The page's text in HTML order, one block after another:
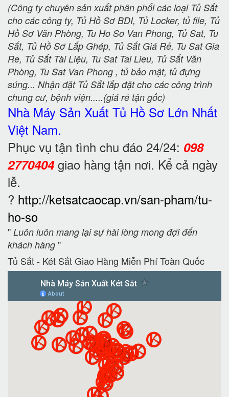
(Công ty chuyên sản xuất phân phối các loại Tủ Sắt
cho các công ty, Tủ Hồ Sơ BDI, Tủ Locker, tủ file, Tủ
Hồ Sơ Văn Phòng, Tu Ho So Van Phong, Tủ Sat, Tu
Sắt, Tủ Hồ Sơ Lắp Ghép, Tủ Sắt Giá Rẻ, Tu Sat Gia
Re, Tủ Sắt Tài Liệu, Tu Sat Tai Lieu, Tủ Sắt Văn
Phòng, Tu Sat Van Phong , tủ bảo mật, tủ đựng
súng... Nhận đặt Tủ Sắt lắp đặt cho các công trình
chung cư, bệnh viện.....(giá rẻ tận gốc)
Nhà Máy Sản Xuất Tủ Hồ Sơ Lớn Nhất
Việt Nam.
Phục vụ tận tình chu đáo 24/24: 098
2770404giao hàng tận nơi. Kể cả ngày
lễ.
? http://ketsatcaocap.vn/san-pham/tu-
ho-so
" Luôn luôn mang lại sự hài lòng mong đợi đến
khách hàng "
Tủ Sắt - Két Sắt Giao Hàng Miễn Phí Toàn Quốc